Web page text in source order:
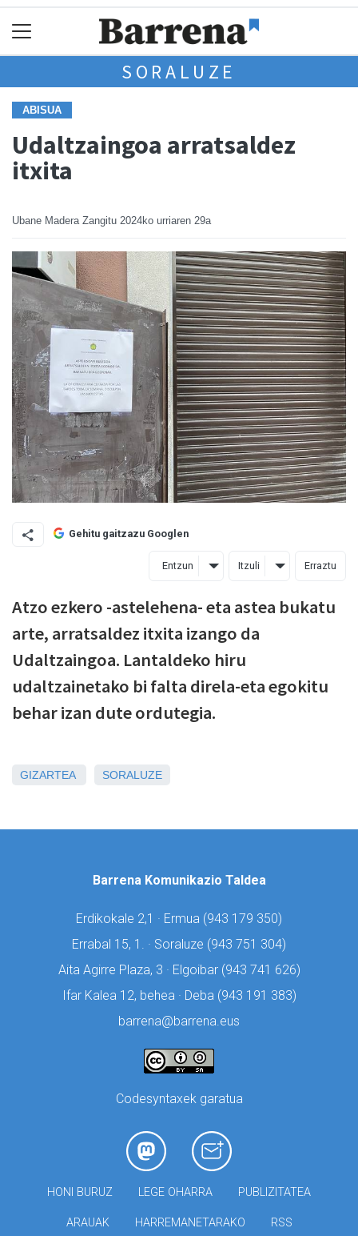
SORALUZE
ABISUA
Udaltzaingoa arratsaldez
itxita
Ubane Madera Zangitu 2024ko urriaren 29a
Gehitu gaitzazu Googlen
Entzun Itzuli Erraztu
Atzo ezkero -astelehena- eta astea bukatu
arte, arratsaldez itxita izango da
Udaltzaingoa. Lantaldeko hiru
udaltzainetako bi falta direla-eta egokitu
behar izan dute ordutegia.
GIZARTEA SORALUZE
Barrena Komunikazio Taldea
Erdikokale 2,1 · Ermua (943 179 350)
Errabal 15, 1. · Soraluze (943 751 304)
Aita Agirre Plaza, 3 · Elgoibar (943 741 626)
Ifar Kalea 12, behea · Deba (943 191 383)
barrena@barrena.eus
Codesyntaxek garatua
HONI BURUZ LEGE OHARRA PUBLIZITATEA
ARAUAK HARREMANETARAKO RSS